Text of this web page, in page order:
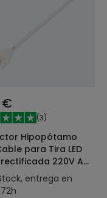
€
(3)
Hipopótamo
para Tira LED
220V AC
FLEX Ancho 12
entrega en